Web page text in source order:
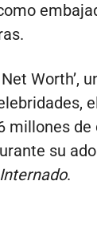
Worth’,
millones
su
.